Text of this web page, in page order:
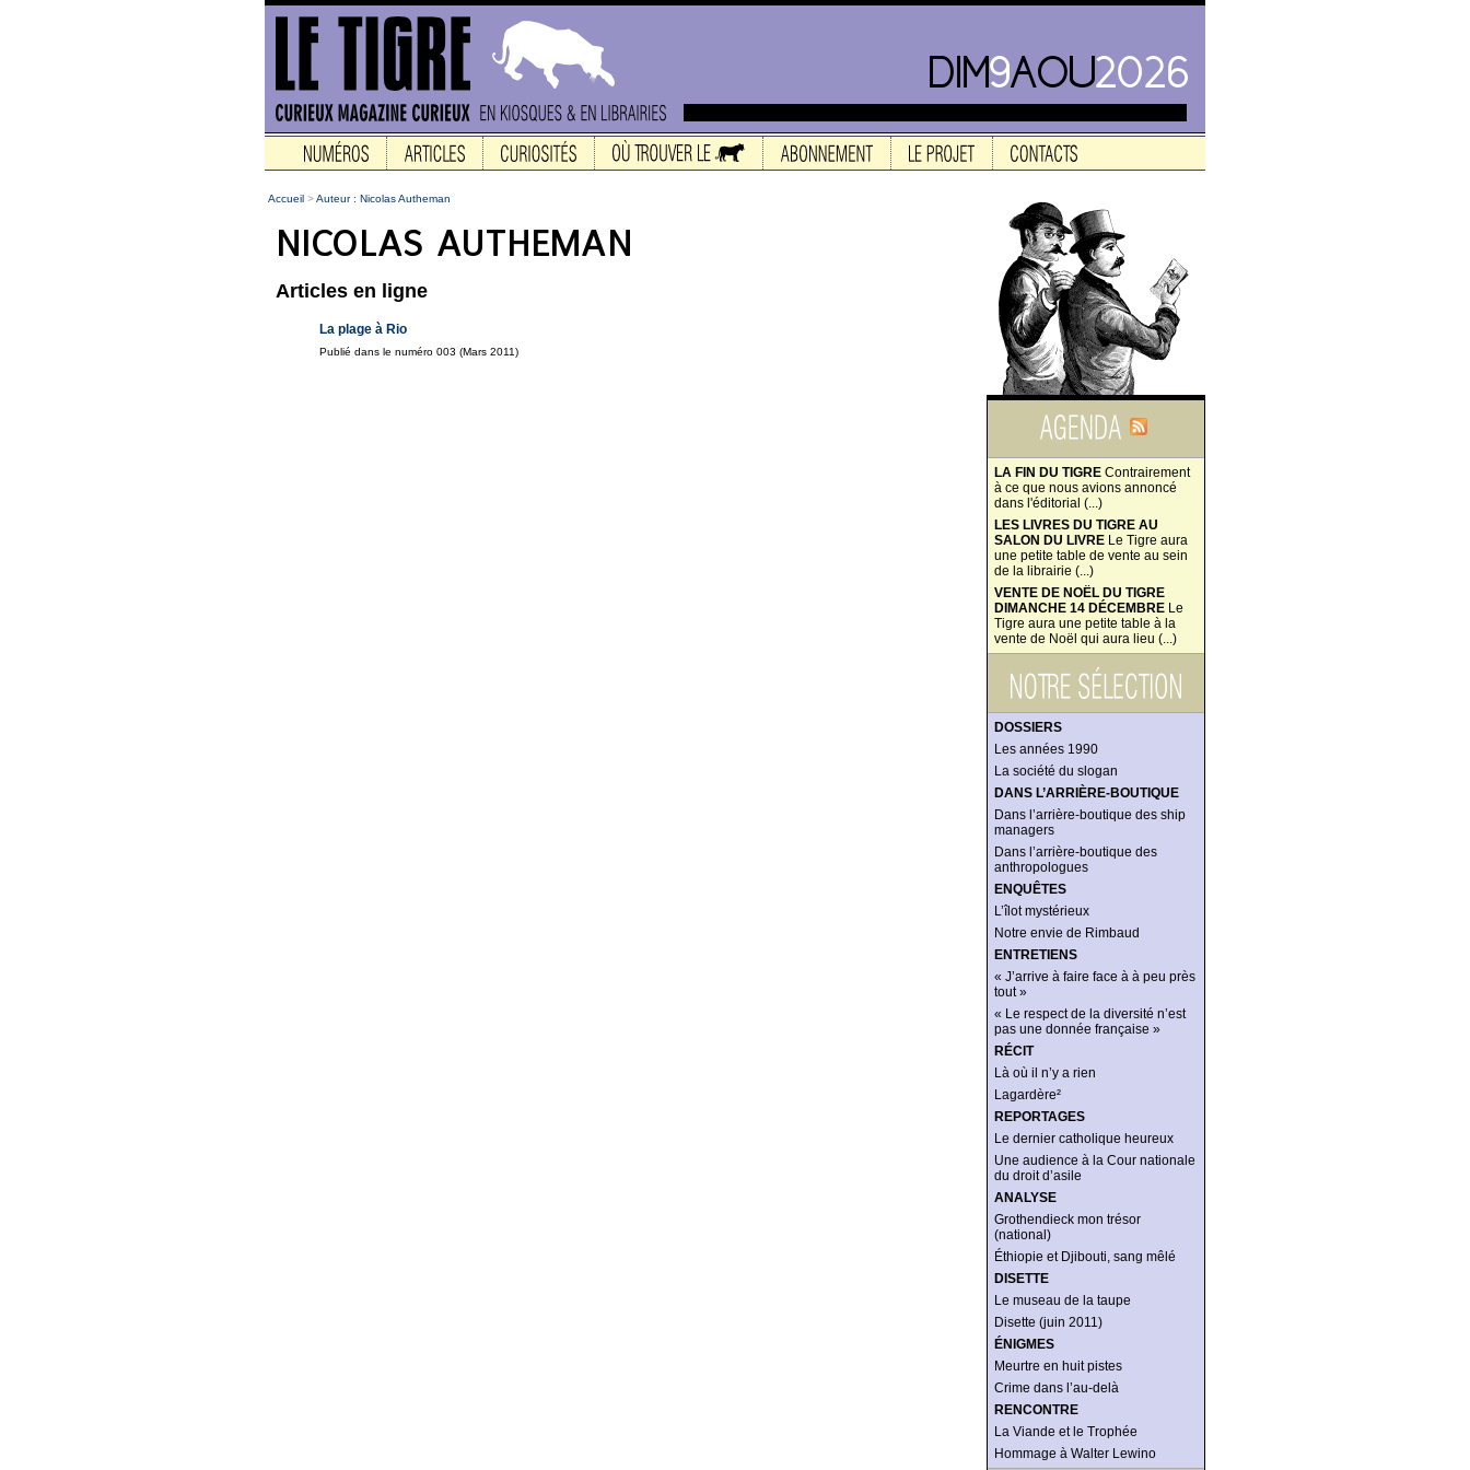
LA FIN DU TIGRE Contrairement
à ce que nous avions annoncé
dans l'éditorial (...)
LES LIVRES DU TIGRE AU
SALON DU LIVRE Le Tigre aura
une petite table de vente au sein
de la librairie (...)
VENTE DE NOËL DU TIGRE
DIMANCHE 14 DÉCEMBRE Le
Tigre aura une petite table à la
vente de Noël qui aura lieu (...)
DOSSIERS
Les années 1990
La société du slogan
DANS L’ARRIÈRE-BOUTIQUE
Dans l’arrière-boutique des ship
managers
Dans l’arrière-boutique des
anthropologues
ENQUÊTES
L’îlot mystérieux
Notre envie de Rimbaud
ENTRETIENS
« J’arrive à faire face à à peu près
tout »
« Le respect de la diversité n’est
pas une donnée française »
RÉCIT
Là où il n’y a rien
Lagardère²
REPORTAGES
Le dernier catholique heureux
Une audience à la Cour nationale
du droit d’asile
ANALYSE
Grothendieck mon trésor
(national)
Éthiopie et Djibouti, sang mêlé
DISETTE
Le museau de la taupe
Disette (juin 2011)
ÉNIGMES
Meurtre en huit pistes
Crime dans l’au-delà
RENCONTRE
La Viande et le Trophée
Hommage à Walter Lewino
Accueil >Auteur : Nicolas Autheman
Articles en ligne
La plage à Rio
Publié dans le numéro 003 (Mars 2011)